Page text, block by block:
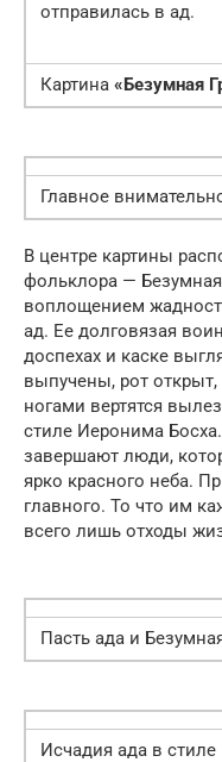
отправилась в ад.
Картина «Безумная
Главное
В центре картины
фольклора — Безумная
воплощением
ад. Ее долговязая
доспехах и каске
выпучены, рот
ногами вертятся
стиле Иеронима
завершают люди,
ярко красного неба.
главного. То что им
всего лишь отходы
Пасть ада и
Исчадия ада в стиле